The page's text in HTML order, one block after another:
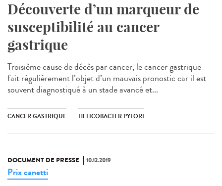
Découverte d’un marqueur de
susceptibilité au cancer
gastrique
Troisième cause de décès par cancer, le cancer gastrique
fait régulièrement l’objet d’un mauvais pronostic car il est
souvent diagnostiqué à un stade avancé et...
CANCER GASTRIQUE HELICOBACTER PYLORI
DOCUMENT DE PRESSE 10.12.2019
Prix canetti